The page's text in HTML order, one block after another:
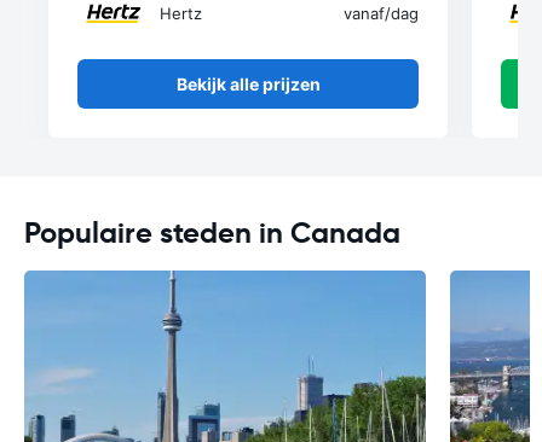
Hertz vanaf/dag
Bekijk alle prijzen
Populaire steden in Canada